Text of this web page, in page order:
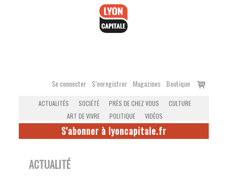
Se connecter S’enregistrer Magazines Boutique
Voir
ACTUALITÉS SOCIÉTÉ PRÈS DE CHEZ VOUS
CULTURE
ART DE VIVRE
POLITIQUE VIDÉOS
S'abonner à lyoncapitale.fr
ACTUALITÉ